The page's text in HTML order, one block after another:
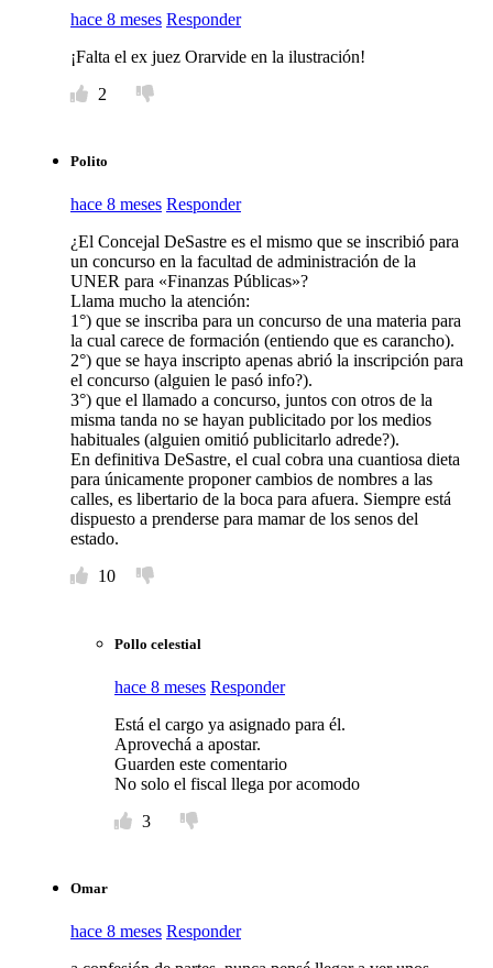
hace 8 meses Responder
¡Falta el ex juez Orarvide en la ilustración!
2
Polito
hace 8 meses Responder
¿El Concejal DeSastre es el mismo que se inscribió para
un concurso en la facultad de administración de la
UNER para «Finanzas Públicas»?
Llama mucho la atención:
1°) que se inscriba para un concurso de una materia para
la cual carece de formación (entiendo que es carancho).
2°) que se haya inscripto apenas abrió la inscripción para
el concurso (alguien le pasó info?).
3°) que el llamado a concurso, juntos con otros de la
misma tanda no se hayan publicitado por los medios
habituales (alguien omitió publicitarlo adrede?).
En definitiva DeSastre, el cual cobra una cuantiosa dieta
para únicamente proponer cambios de nombres a las
calles, es libertario de la boca para afuera. Siempre está
dispuesto a prenderse para mamar de los senos del
estado.
10
Pollo celestial
hace 8 meses Responder
Está el cargo ya asignado para él.
Aprovechá a apostar.
Guarden este comentario
No solo el fiscal llega por acomodo
3
Omar
hace 8 meses Responder